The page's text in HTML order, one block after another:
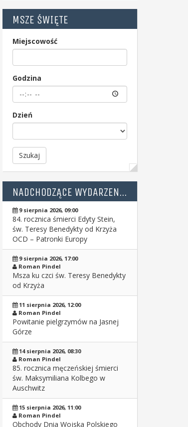
MSZE ŚWIĘTE
Miejscowość
Godzina
Dzień
Szukaj
NADCHODZĄCE WYDARZENIA
9 sierpnia 2026, 09:00
84. rocznica śmierci Edyty Stein,
św. Teresy Benedykty od Krzyża
OCD – Patronki Europy
9 sierpnia 2026, 17:00
Roman Pindel
Msza ku czci św. Teresy Benedykty
od Krzyża
11 sierpnia 2026, 12:00
Roman Pindel
Powitanie pielgrzymów na Jasnej
Górze
14 sierpnia 2026, 08:30
Roman Pindel
85. rocznica męczeńskiej śmierci
św. Maksymiliana Kolbego w
Auschwitz
15 sierpnia 2026, 11:00
Roman Pindel
Obchody Dnia Wojska Polskiego